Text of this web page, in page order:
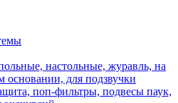
настольные, журавль, на
основании, для подзвучки
поп-фильтры, подвесы паук,